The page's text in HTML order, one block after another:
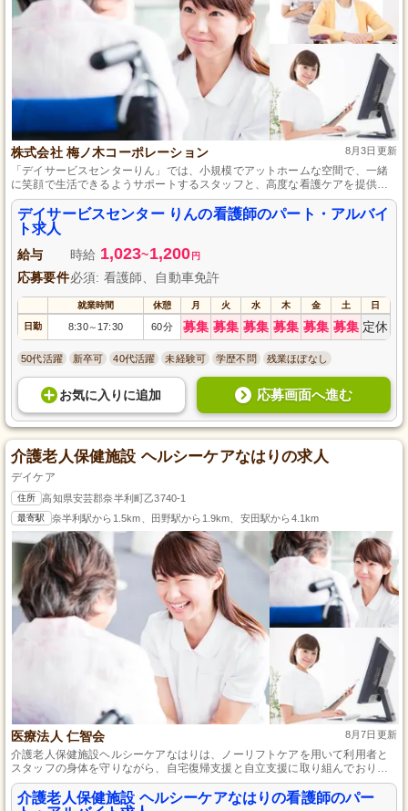
株式会社 梅ノ木コーポレーション 8月3日更新
「デイサービスセンターりん」では、小規模でアットホームな空間で、一緒
に笑顔で生活できるようサポートするスタッフと、高度な看護ケアを提供し
ています。
デイサービスセンター りんの看護師のパート・アルバイ
ト求人
給与 時給 1,023~1,200 円
応募要件必須: 看護師、自動車免許
就業時間 休憩 月 火 水 木 金 土 日
日勤 8:30～ 17:30 60分 募集 募集 募集 募集 募集 募集 定休
50代活躍 新卒可 40代活躍 未経験可 学歴不問 残業ほぼなし
お気に入り に追加 応募画面へ進む
介護老人保健施設 ヘルシーケアなはりの求人
デイケア
住所 高知県安芸郡奈半利町乙3740-1
最寄駅 奈半利駅から1.5km、田野駅から1.9km、安田駅から4.1km
医療法人 仁智会 8月7日更新
介護老人保健施設ヘルシーケアなはりは、ノーリフトケアを用いて利用者と
スタッフの身体を守りながら、自宅復帰支援と自立支援に取り組んでおり、
子育て中の方でも託児所利用可能で、安心して働ける環境を提供していま
す。
介護老人保健施設 ヘルシーケアなはりの看護師のパー